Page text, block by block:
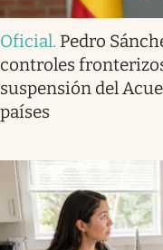
Oficial. Pedro
controles
suspensión del
países